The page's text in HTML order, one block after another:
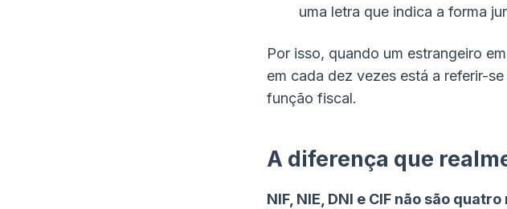
uma letra que indica a forma
Por isso, quando um estrangeiro
em cada dez vezes está a referir-se
função fiscal.
A diferença que
NIF, NIE, DNI e CIF não são